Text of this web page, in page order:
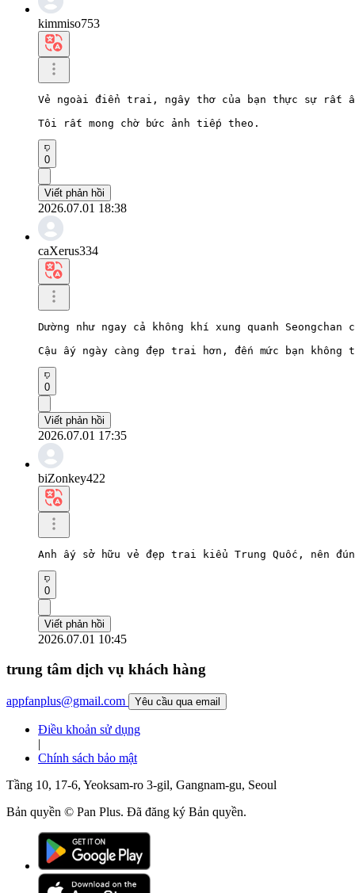
kimmiso753
Vẻ ngoài điển trai, ngây thơ của bạn thực sự rất
Tôi rất mong chờ bức ảnh tiếp theo.
0
Viết phản hồi
2026.07.01 18:38
caXerus334
Dường như ngay cả không khí xung quanh Seongchan
Cậu ấy ngày càng đẹp trai hơn, đến mức bạn
0
Viết phản hồi
2026.07.01 17:35
biZonkey422
Anh ấy sở hữu vẻ đẹp trai kiểu Trung Quốc, nên
0
Viết phản hồi
2026.07.01 10:45
trung tâm dịch vụ khách hàng
appfanplus@gmail.com Yêu cầu qua email
Điều khoản sử dụng
|
Chính sách bảo mật
Tầng 10, 17-6, Yeoksam-ro 3-gil, Gangnam-gu, Seoul
Bản quyền © Pan Plus. Đã đăng ký Bản quyền.